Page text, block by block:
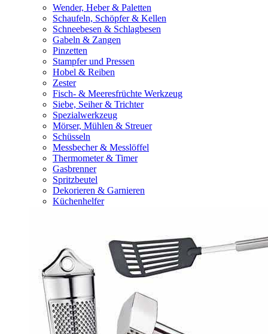
Wender, Heber & Paletten
Schaufeln, Schöpfer & Kellen
Schneebesen & Schlagbesen
Gabeln & Zangen
Pinzetten
Stampfer und Pressen
Hobel & Reiben
Zester
Fisch- & Meeresfrüchte Werkzeug
Siebe, Seiher & Trichter
Spezialwerkzeug
Mörser, Mühlen & Streuer
Schüsseln
Messbecher & Messlöffel
Thermometer & Timer
Gasbrenner
Spritzbeutel
Dekorieren & Garnieren
Küchenhelfer